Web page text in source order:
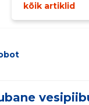
kõik artiklid